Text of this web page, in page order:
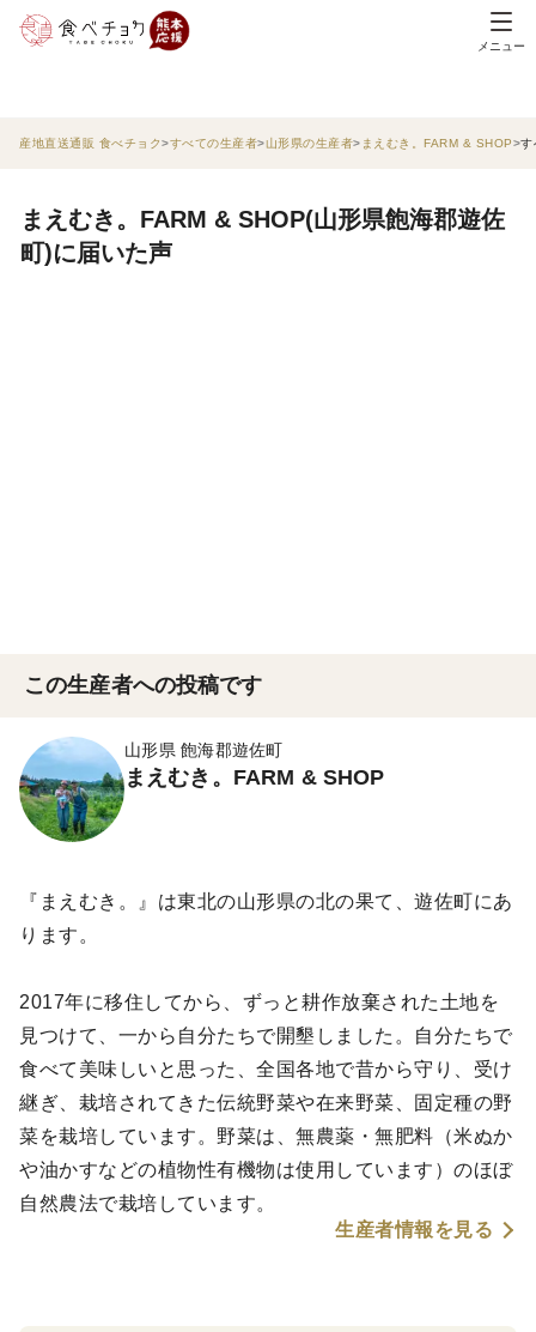
メニュー
産地直送通販 食べチョク すべての生産者 山形県の生産者 まえむき。FARM & SHOP す
まえむき。FARM & SHOP(山形県飽海郡遊佐
町)に届いた声
この生産者への投稿です
山形県 飽海郡遊佐町
まえむき。FARM & SHOP
『まえむき。』は東北の山形県の北の果て、遊佐町にあ
ります。
2017年に移住してから、ずっと耕作放棄された土地を
見つけて、一から自分たちで開墾しました。自分たちで
食べて美味しいと思った、全国各地で昔から守り、受け
継ぎ、栽培されてきた伝統野菜や在来野菜、固定種の野
菜を栽培しています。野菜は、無農薬・無肥料（米ぬか
や油かすなどの植物性有機物は使用しています）のほぼ
自然農法で栽培しています。
生産者情報を見る